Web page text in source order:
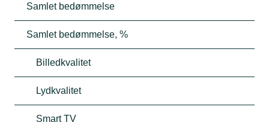
Samlet bedømmelse
Samlet bedømmelse, %
Billedkvalitet
Lydkvalitet
Smart TV